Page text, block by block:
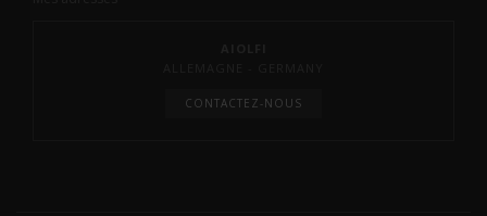
CONTACTEZ-NOUS